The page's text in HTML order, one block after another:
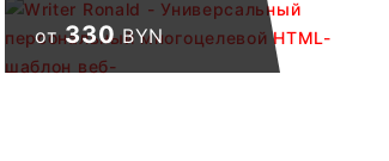
от330BYN